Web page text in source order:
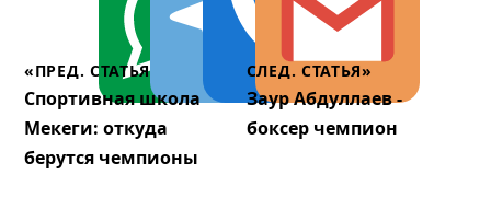
«ПРЕД. СТАТЬЯ
Спортивная школа
Мекеги: откуда
берутся чемпионы
СЛЕД. СТАТЬЯ»
Заур Абдуллаев -
боксер чемпион